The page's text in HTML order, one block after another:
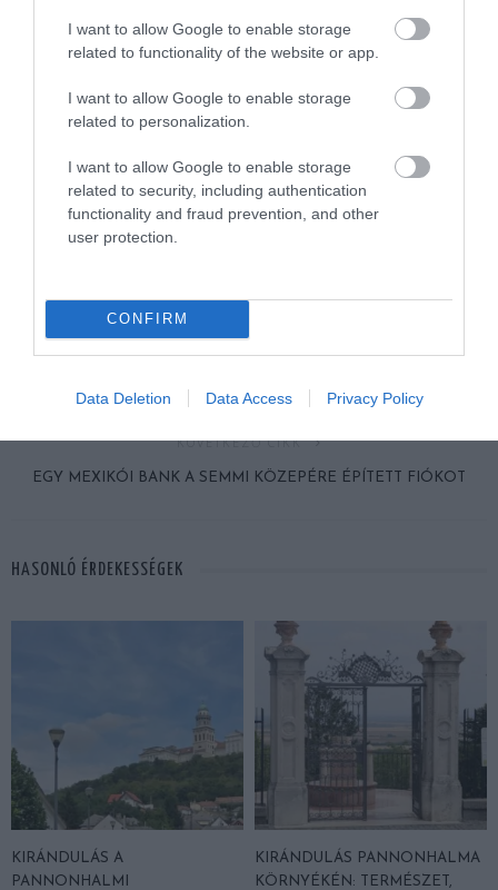
I want to allow Google to enable storage
related to functionality of the website or app.
I want to allow Google to enable storage
related to personalization.
I want to allow Google to enable storage
related to security, including authentication
functionality and fraud prevention, and other
user protection.
CONFIRM
Data Deletion Data Access Privacy Policy
ALIG HISZÜNK A SZEMÜNKNEK: ELKÉPESZTŐ MŰVÉSZI
KÖVETKEZŐ CIKK
EGY MEXIKÓI BANK A SEMMI KÖZEPÉRE ÉPÍTETT FIÓKOT
HASONLÓ ÉRDEKESSÉGEK
KIRÁNDULÁS A
PANNONHALMI
KIRÁNDULÁS PANNONHALMA
KÖRNYÉKÉN: TERMÉSZET,